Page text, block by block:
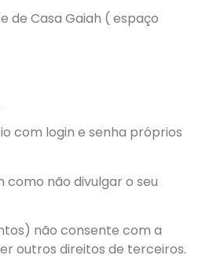
de Casa Gaiah ( espaço
com login e senha próprios
não divulgar o seu
não consente com a
outros direitos de terceiros.